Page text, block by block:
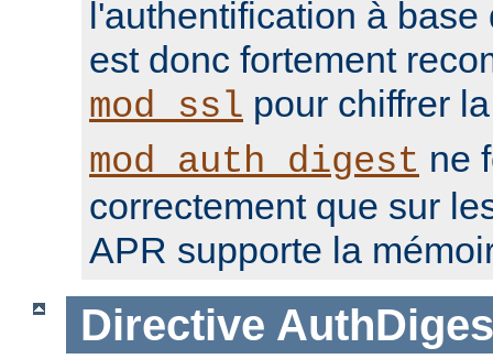
l'authentification à base
est donc fortement
mod_ssl pour chiffrer
mod_auth_digest ne
correctement que sur
APR supporte la
Directive